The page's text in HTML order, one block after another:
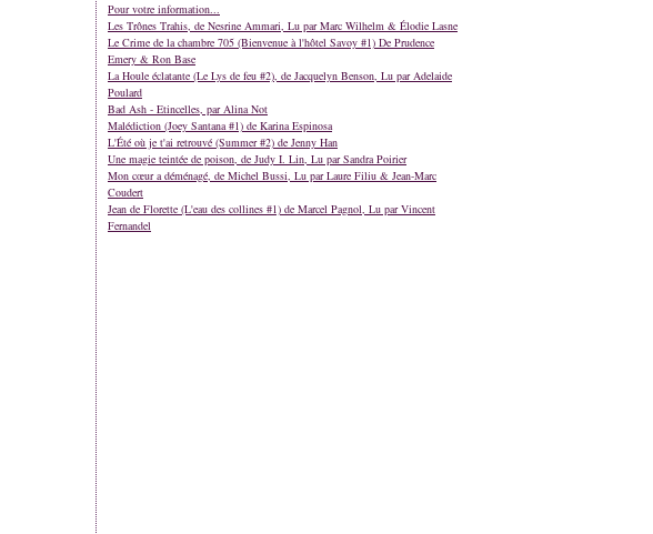
Pour votre information...
Les Trônes Trahis, de Nesrine Ammari, Lu par Marc Wilhelm & Élodie Lasne
Le Crime de la chambre 705 (Bienvenue à l'hôtel Savoy #1) De Prudence
Emery & Ron Base
La Houle éclatante (Le Lys de feu #2), de Jacquelyn Benson, Lu par Adelaide
Poulard
Bad Ash - Etincelles, par Alina Not
Malédiction (Joey Santana #1) de Karina Espinosa
L'Été où je t'ai retrouvé (Summer #2) de Jenny Han
Une magie teintée de poison, de Judy I. Lin, Lu par Sandra Poirier
Mon cœur a déménagé, de Michel Bussi, Lu par Laure Filiu & Jean-Marc
Coudert
Jean de Florette (L'eau des collines #1) de Marcel Pagnol, Lu par Vincent
Fernandel